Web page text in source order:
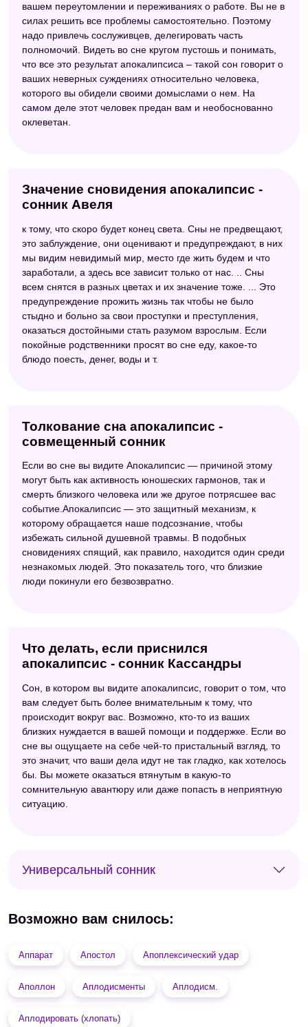
вашем переутомлении и переживаниях о работе. Вы не в
силах решить все проблемы самостоятельно. Поэтому
надо привлечь сослуживцев, делегировать часть
полномочий. Видеть во сне кругом пустошь и понимать,
что все это результат апокалипсиса – такой сон говорит о
ваших неверных суждениях относительно человека,
которого вы обидели своими домыслами о нем. На
самом деле этот человек предан вам и необоснованно
оклеветан.
Значение сновидения апокалипсис -
сонник Авеля
к тому, что скоро будет конец света. Сны не предвещают,
это заблуждение, они оценивают и предупреждают, в них
мы видим невидимый мир, место где жить будем и что
заработали, а здесь все зависит только от нас. .. Сны
всем снятся в разных цветах и их значение тоже. ... Это
предупреждение прожить жизнь так чтобы не было
стыдно и больно за свои проступки и преступления,
оказаться достойными стать разумом взрослым. Если
покойные родственники просят во сне еду, какое-то
блюдо поесть, денег, воды и т.
Толкование сна апокалипсис -
совмещенный сонник
Если во сне вы видите Апокалипсис — причиной этому
могут быть как активность юношеских гармонов, так и
смерть близкого человека или же другое потрясшее вас
событие.Апокалипсис — это защитный механизм, к
которому обращается наше подсознание, чтобы
избежать сильной душевной травмы. В подобных
сновидениях спящий, как правило, находится один среди
незнакомых людей. Это показатель того, что близкие
люди покинули его безвозвратно.
Что делать, если приснился
апокалипсис - сонник Кассандры
Сон, в котором вы видите апокалипсис, говорит о том, что
вам следует быть более внимательным к тому, что
происходит вокруг вас. Возможно, кто-то из ваших
близких нуждается в вашей помощи и поддержке. Если во
сне вы ощущаете на себе чей-то пристальный взгляд, то
это значит, что ваши дела идут не так гладко, как хотелось
бы. Вы можете оказаться втянутым в какую-то
сомнительную авантюру или даже попасть в неприятную
ситуацию.
Универсальный сонник
Возможно вам снилось:
Аппарат Апостол Апоплексический удар
Аполлон Аплодисменты Аплодисм.
Аплодировать (хлопать)